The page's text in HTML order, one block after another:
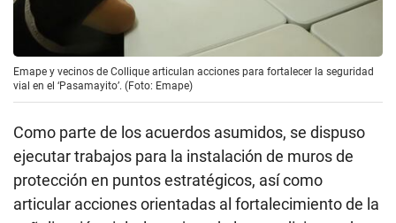
Emape y vecinos de Collique articulan acciones para fortalecer la seguridad
vial en el ‘Pasamayito’. (Foto: Emape)
Como parte de los acuerdos asumidos, se dispuso
ejecutar trabajos para la instalación de muros de
protección en puntos estratégicos, así como
articular acciones orientadas al fortalecimiento de la